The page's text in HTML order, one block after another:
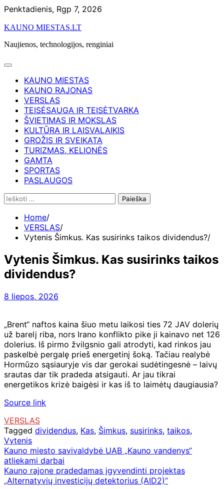
Skip
content
Penktadienis, Rgp 7, 2026
KAUNO MIESTAS.LT
Naujienos, technologijos, renginiai
KAUNO MIESTAS
KAUNO RAJONAS
VERSLAS
TEISĖSAUGA IR TEISĖTVARKA
ŠVIETIMAS IR MOKSLAS
KULTŪRA IR LAISVALAIKIS
GROŽIS IR SVEIKATA
TURIZMAS, KELIONĖS
GAMTA
SPORTAS
PASLAUGOS
Ieškoti:
Home
VERSLAS
Vytenis Šimkus. Kas susirinks taikos dividendus?
Vytenis Šimkus. Kas susirinks taikos
dividendus?
8 liepos, 2026
„Brent“ naftos kaina šiuo metu laikosi ties 72 JAV dolerių
už barelį riba, nors Irano konflikto pike ji kainavo net 126
dolerius. Iš pirmo žvilgsnio gali atrodyti, kad rinkos jau
paskelbė pergalę prieš energetinį šoką. Tačiau realybė
Hormūzo sąsiauryje vis dar gerokai sudėtingesnė – laivų
srautas dar tik pradeda atsigauti. Ar jau tikrai
energetikos krizė baigėsi ir kas iš to laimėtų daugiausia?
Source link
VERSLAS
Tagged dividendus, Kas, Šimkus, susirinks, taikos,
Vytenis
Navigacija
tarp
įrašų
Kauno miesto savivaldybė UAB „Kauno vandenys“
atliekami darbai
Kauno rajone pradedamas įgyvendinti projektas
„Alternatyvių investicijų detektorius (AID2)“